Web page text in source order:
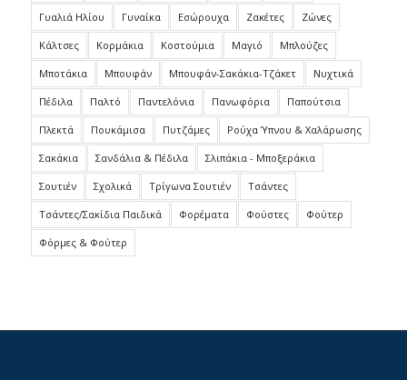
Γυαλιά Ηλίου Γυναίκα Εσώρουχα Ζακέτες Ζώνες
Κάλτσες Κορμάκια Κοστούμια Μαγιό Μπλούζες
Μποτάκια Μπουφάν Μπουφάν-Σακάκια-Τζάκετ Νυχτικά
Πέδιλα Παλτό Παντελόνια Πανωφόρια Παπούτσια
Πλεκτά Πουκάμισα Πυτζάμες Ρούχα Ύπνου & Χαλάρωσης
Σακάκια Σανδάλια & Πέδιλα Σλιπάκια - Μποξεράκια
Σουτιέν Σχολικά Τρίγωνα Σουτιέν Τσάντες
Τσάντες/Σακίδια Παιδικά Φορέματα Φούστες Φούτερ
Φόρμες & Φούτερ